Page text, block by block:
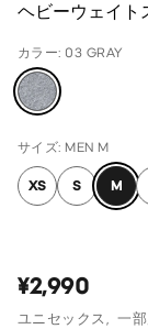
ヘビーウェイト
カラー: 03 GRAY
サイズ: MEN M
XS S M
¥2,990
ユニセックス, 一部